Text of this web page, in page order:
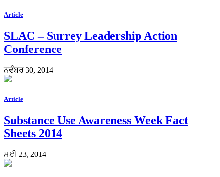
Article
SLAC – Surrey Leadership Action
Conference
ਨਵੰਬਰ 30, 2014
Article
Substance Use Awareness Week Fact
Sheets 2014
ਮਈ 23, 2014